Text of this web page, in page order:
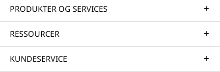
PRODUKTER OG SERVICES
RESSOURCER
KUNDESERVICE